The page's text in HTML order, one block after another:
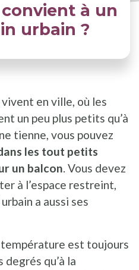
à un
urbain ?
en ville, où les
un peu plus petits qu’à
tienne, vous pouvez
les tout petits
un balcon. Vous devez
à l’espace restreint,
a aussi ses
température est toujours
qu’à la